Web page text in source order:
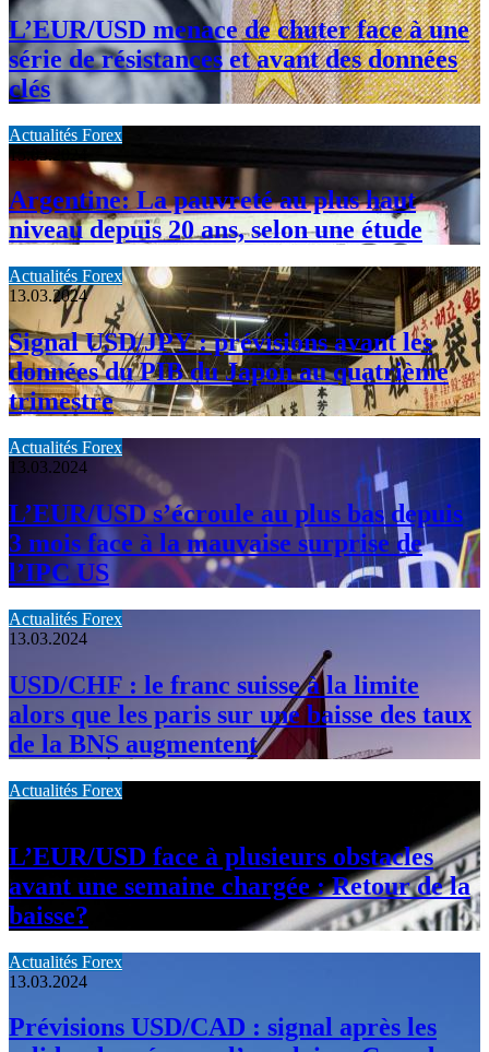
L’EUR/USD menace de chuter face à une
série de résistances et avant des données
clés
Actualités Forex
15.03.2024
Argentine: La pauvreté au plus haut
niveau depuis 20 ans, selon une étude
Actualités Forex
13.03.2024
Signal USD/JPY : prévisions avant les
données du PIB du Japon au quatrième
trimestre
Actualités Forex
13.03.2024
L’EUR/USD s’écroule au plus bas depuis
3 mois face à la mauvaise surprise de
l’IPC US
Actualités Forex
13.03.2024
USD/CHF : le franc suisse à la limite
alors que les paris sur une baisse des taux
de la BNS augmentent
Actualités Forex
L’EUR/USD face à plusieurs obstacles
avant une semaine chargée : Retour de la
baisse?
Actualités Forex
13.03.2024
Prévisions USD/CAD : signal après les